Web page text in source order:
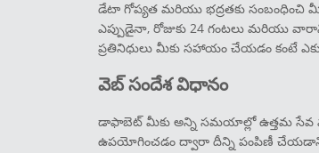
డేటా గోప్యత మరియు భద్రతకు సంబంధించి
ఎప్పుడైనా, రోజుకు 24 గంటలు మరియు
ప్రతినిధులు మీకు సహాయం చేయడం కంటే
వెబ్ సందేశ విధానం
డాఫాబెట్ మీకు అన్ని సమయాల్లో ఉత్తమ సేవ
ఉపయోగించడం ద్వారా దీన్ని పంపిణీ